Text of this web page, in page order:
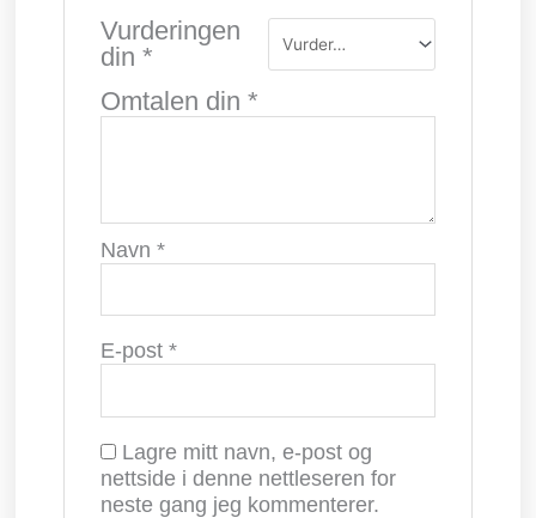
Vurderingen
din*
Omtalen din*
Navn*
E-post*
Lagre mitt navn, e-post og
nettside i denne nettleseren for
neste gang jeg kommenterer.